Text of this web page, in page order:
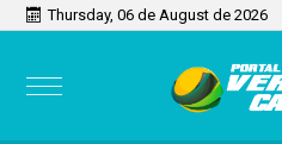
Thursday, 06 de August de 2026